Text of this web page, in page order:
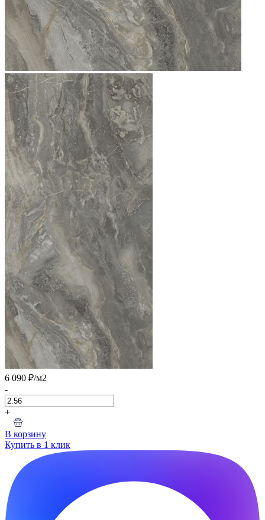
6 090 ₽/м2
-
+
В корзину
Купить в 1 клик